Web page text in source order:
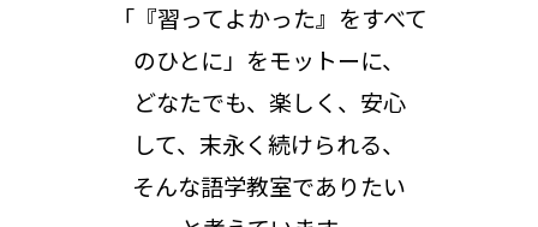
「『習ってよかった』をすべて
のひとに」をモットーに、
どなたでも、楽しく、安心
して、末永く続けられる、
そんな語学教室でありたい